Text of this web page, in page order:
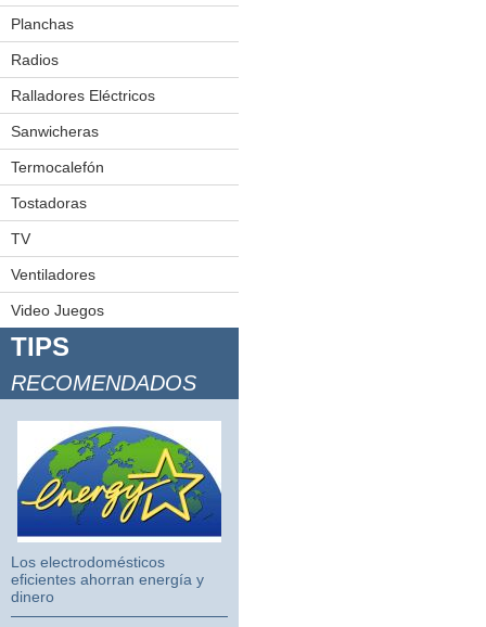
Planchas
Radios
Ralladores Eléctricos
Sanwicheras
Termocalefón
Tostadoras
TV
Ventiladores
Video Juegos
TIPS
RECOMENDADOS
Los electrodomésticos
eficientes ahorran energía y
dinero